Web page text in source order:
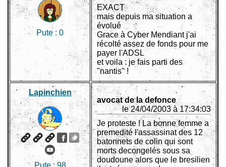
Pute : 0
EXACT
mais depuis ma situation a
évolué
Grace à Cyber Mendiant j'ai
récolté assez de fonds pour me
payer l'ADSL
et voila : je fais parti des
"nantis" !
Lapinchien
Pute : 98
avocat de la defonce
le 24/04/2003 à 17:34:03
Je proteste ! La bonne femme a
premedité l'assassinat des 12
batonnets de colin qui sont
morts decongelés sous sa
doudoune alors que le bresilien